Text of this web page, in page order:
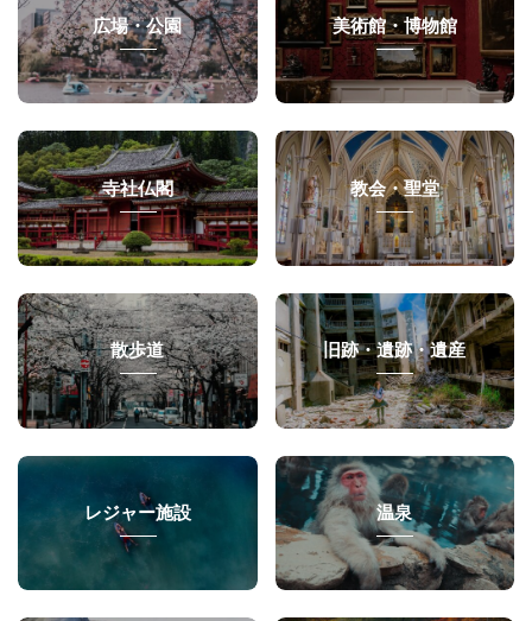
広場・公園 美術館・博物館
寺社仏閣 教会・聖堂
散歩道 旧跡・遺跡・遺産
レジャー施設 温泉